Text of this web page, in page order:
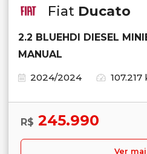
Fiat Ducato
2.2 BLUEHDI DIESEL
MANUAL
2024/2024
R$ 245.990
Ver